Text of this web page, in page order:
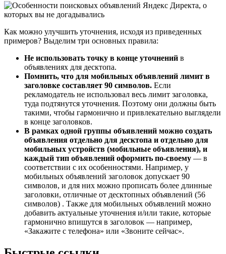
Как можно улучшить уточнения, исходя из приведенных
примеров? Выделим три основных правила:
Не использовать точку в конце уточнений в
объявлениях для десктопа.
Помнить, что для мобильных объявлений лимит в
заголовке составляет 90 символов. Если
рекламодатель не использовал весь лимит заголовка,
туда подтянутся уточнения. Поэтому они должны быть
такими, чтобы гармонично и привлекательно выглядели
в конце заголовков.
В рамках одной группы объявлений можно создать
объявления отдельно для десктопа и отдельно для
мобильных устройств (мобильные объявления), и
каждый тип объявлений оформить по-своему — в
соответствии с их особенностями. Например, у
мобильных объявлений заголовок допускает 90
символов, и для них можно прописать более длинные
заголовки, отличные от десктопных объявлений (56
символов) . Также для мобильных объявлений можно
добавить актуальные уточнения и/или такие, которые
гармонично впишутся в заголовок — например,
«Закажите с телефона» или «Звоните сейчас».